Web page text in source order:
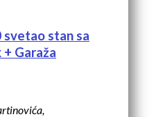
svetao stan sa
Garaža